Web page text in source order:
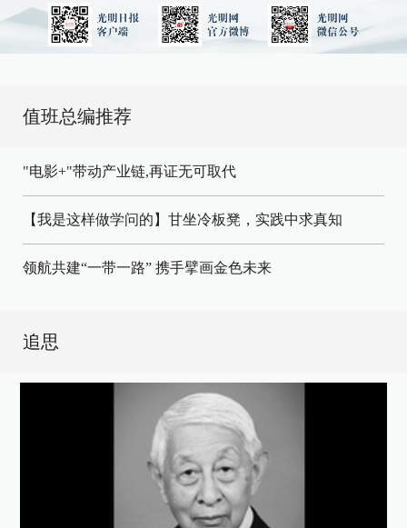
值班总编推荐
"电影+"带动产业链,再证无可取代
【我是这样做学问的】甘坐冷板凳，实践中求真知
领航共建“一带一路” 携手擘画金色未来
追思